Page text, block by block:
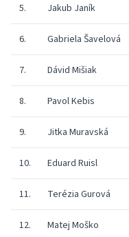
5. Jakub Janík
6. Gabriela Šavelová
7. Dávid Mišiak
8. Pavol Kebis
9. Jitka Muravská
10. Eduard Ruisl
11. Terézia Gurová
12. Matej Moško